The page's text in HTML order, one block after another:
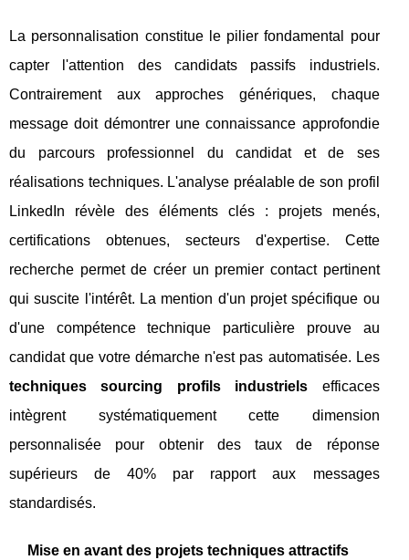
La personnalisation constitue le pilier fondamental pour
capter l'attention des candidats passifs industriels.
Contrairement aux approches génériques, chaque
message doit démontrer une connaissance approfondie
du parcours professionnel du candidat et de ses
réalisations techniques. L'analyse préalable de son profil
LinkedIn révèle des éléments clés : projets menés,
certifications obtenues, secteurs d'expertise. Cette
recherche permet de créer un premier contact pertinent
qui suscite l'intérêt. La mention d'un projet spécifique ou
d'une compétence technique particulière prouve au
candidat que votre démarche n'est pas automatisée. Les
techniques sourcing profils industriels efficaces
intègrent systématiquement cette dimension
personnalisée pour obtenir des taux de réponse
supérieurs de 40% par rapport aux messages
standardisés.
Mise en avant des projets techniques attractifs